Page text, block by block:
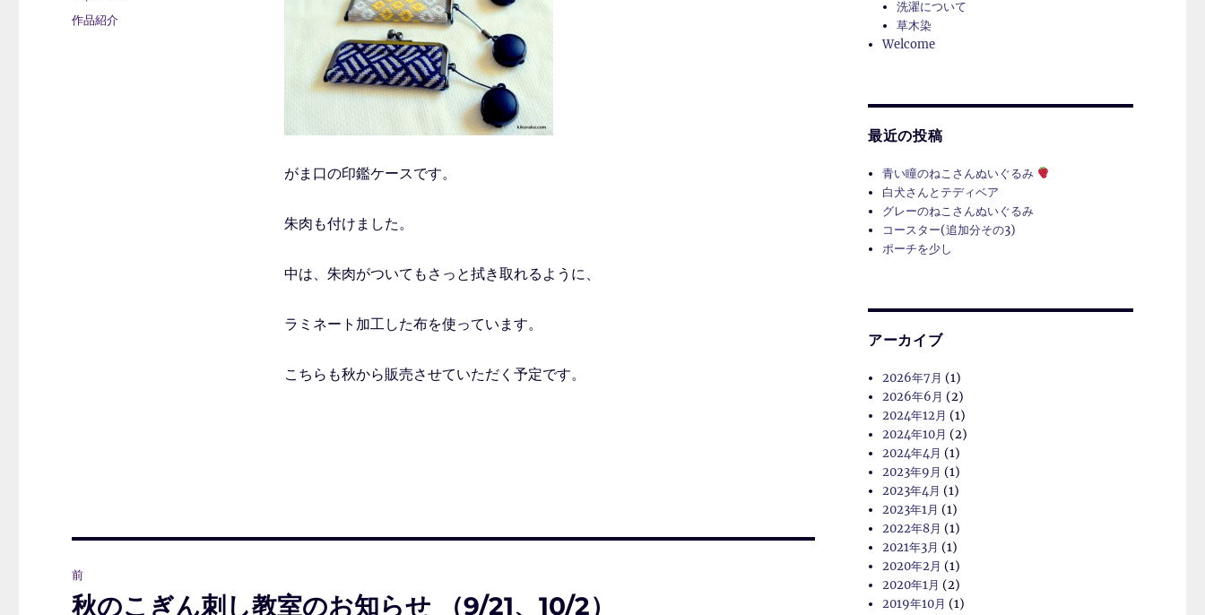
がま口の印鑑ケースです。
朱肉も付けました。
中は、朱肉がついてもさっと拭き取れるように、
ラミネート加工した布を使っています。
こちらも秋から販売させていただく予定です。
テ
タ
作品紹介
稿
前
前
秋のこぎん刺し教室のお知らせ （9/21、10/2）
洗濯について
草木染
Welcome
最近の投稿
青い瞳のねこさんぬいぐるみ
白犬さんとテディベア
グレーのねこさんぬいぐるみ
コースター(追加分その3)
ポーチを少し
アーカイブ
2026年7月 (1)
2026年6月 (2)
2024年12月 (1)
2024年10月 (2)
2024年4月 (1)
2023年9月 (1)
2023年4月 (1)
2023年1月 (1)
2022年8月 (1)
2021年3月 (1)
2020年2月 (1)
2020年1月 (2)
2019年10月 (1)